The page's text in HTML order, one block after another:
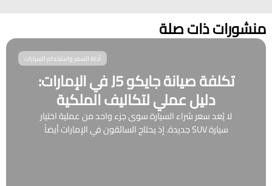
منشورات ذات صلة
أدلة السفر واستخدام السيارات
تكلفة صيانة جايكو J5 في الإمارات:
دليل عملي لتكاليف الملكية
لا يُعد سعر شراء السيارة سوى جزء واحد من عملية اختيار
سيارة SUV جديدة. إذ يحتاج السائقون في الإمارات أيضاً